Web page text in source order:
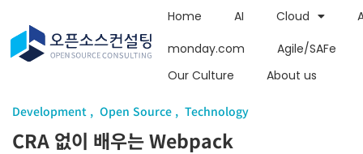
Home AI Cloud
monday.com
Agile/SAFe
Our Culture
About us
Development Open Source Technology
CRA 없이 배우는 Webpack